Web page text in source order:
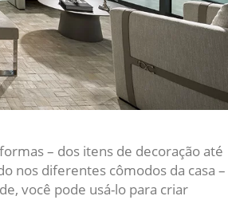
– dos itens de decoração até
nos diferentes cômodos da casa –
você pode usá-lo para criar